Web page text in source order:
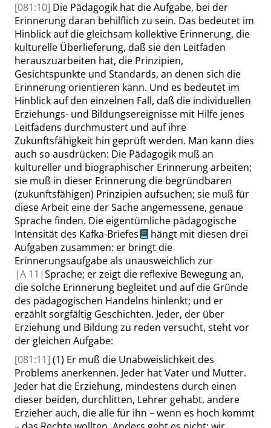
[081:10] Die Pädagogik hat die Aufgabe, bei der
Erinnerung daran behilflich zu sein. Das bedeutet im
Hinblick auf die gleichsam kollektive Erinnerung, die
kulturelle Überlieferung, daß sie den Leitfaden
herauszuarbeiten hat, die Prinzipien,
Gesichtspunkte und Standards, an denen sich die
Erinnerung orientieren kann. Und es bedeutet im
Hinblick auf den einzelnen Fall, daß die individuellen
Erziehungs- und Bildungsereignisse mit Hilfe jenes
Leitfadens durchmustert und auf ihre
Zukunftsfähigkeit hin geprüft werden. Man kann dies
auch so ausdrücken: Die Pädagogik muß an
kultureller und biographischer Erinnerung arbeiten;
sie muß in dieser Erinnerung die begründbaren
(zukunftsfähigen) Prinzipien aufsuchen; sie muß für
diese Arbeit eine der Sache angemessene, genaue
Sprache finden. Die eigentümliche pädagogische
Intensität des Kafka-Briefes
hängt mit diesen drei
Aufgaben zusammen: er bringt die
Erinnerungsaufgabe als unausweichlich zur
|A 11|Sprache; er zeigt die reflexive Bewegung an,
die solche Erinnerung begleitet und auf die Gründe
des pädagogischen Handelns hinlenkt; und er
erzählt sorgfältig Geschichten. Jeder, der über
Erziehung und Bildung zu reden versucht, steht vor
der gleichen Aufgabe:
[081:11] (1) Er muß die Unabweislichkeit des
Problems anerkennen. Jeder hat Vater und Mutter.
Jeder hat die Erziehung, mindestens durch einen
dieser beiden, durchlitten, Lehrer gehabt, andere
Erzieher auch, die alle für ihn – wenn es hoch kommt